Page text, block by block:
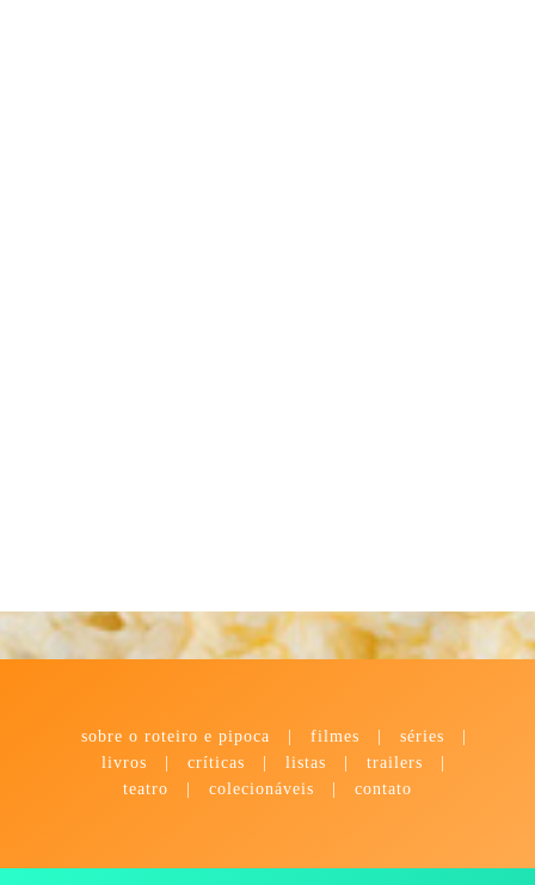
sobre o roteiro e pipoca filmes séries
livros
críticas listas trailers
teatro
colecionáveis contato